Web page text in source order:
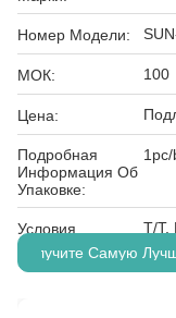
Номер Модели:
МОК: 100
Цена:
Подробная
Информация Об
Упаковке:
Условия
Оплаты:
T/T,
денег
Получите Самую